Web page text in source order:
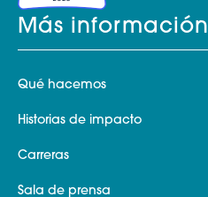
Más información
Qué hacemos
Historias de impacto
Carreras
Sala de prensa